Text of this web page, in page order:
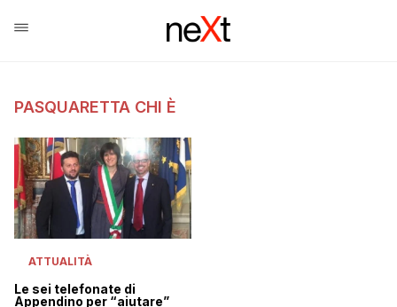
PASQUARETTA CHI È
ATTUALITÀ
Le sei telefonate di
Appendino per “aiutare”